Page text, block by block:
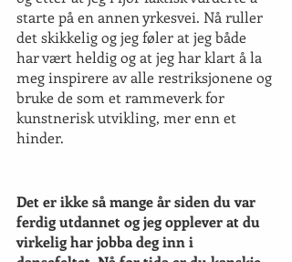
starte på en annen yrkesvei. Nå ruller
det skikkelig og jeg føler at jeg både
har vært heldig og at jeg har klart å la
meg inspirere av alle restriksjonene og
bruke de som et rammeverk for
kunstnerisk utvikling, mer enn et
hinder.
Det er ikke så mange år siden du var
ferdig utdannet og jeg opplever at du
virkelig har jobba deg inn i